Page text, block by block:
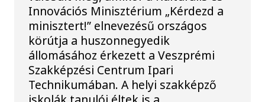
Innovációs Minisztérium „Kérdezd a
minisztert!” elnevezésű országos
körútja a huszonnegyedik
állomásához érkezett a Veszprémi
Szakképzési Centrum Ipari
Technikumában. A helyi szakképző